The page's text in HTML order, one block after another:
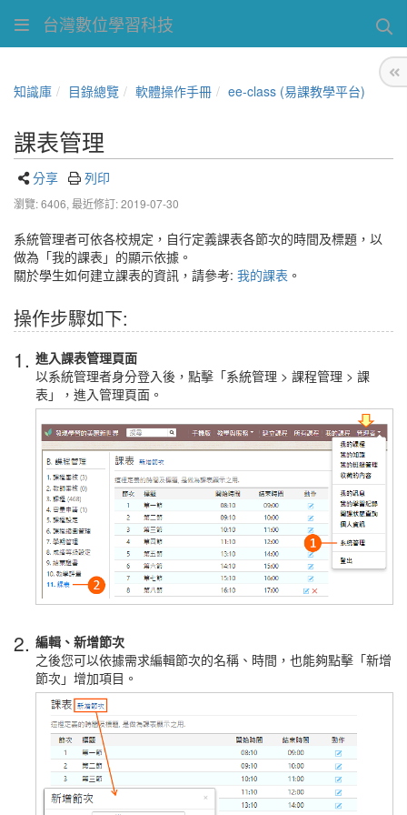
台灣數位學習科技
知識庫 目錄總覽 軟體操作手冊 ee-class (易課教學平台)
課表管理
分享 列印
瀏覽: 6406, 最近修訂: 2019-07-30
系統管理者可依各校規定，自行定義課表各節次的時間及標題，以
做為「我的課表」的顯示依據。
關於學生如何建立課表的資訊，請參考: 我的課表 。
操作步驟如下:
1. 進入課表管理頁面
以系統管理者身分登入後，點擊「系統管理 > 課程管理 > 課
表」，進入管理頁面。
2. 編輯、新增節次
之後您可以依據需求編輯節次的名稱、時間，也能夠點擊「新增
節次」增加項目。